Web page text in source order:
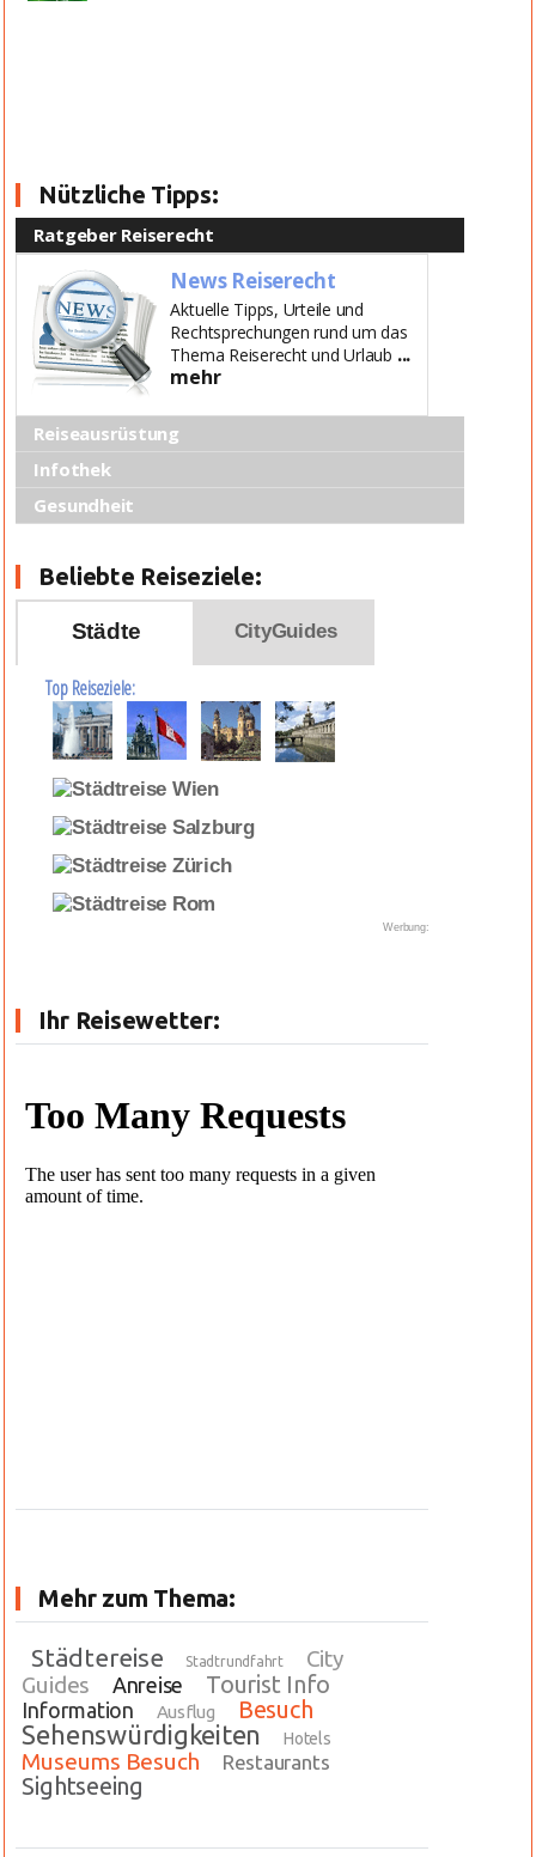
Nützliche Tipps:
Ratgeber Reiserecht
News Reiserecht
Aktuelle Tipps, Urteile und
Rechtsprechungen rund um das
Thema Reiserecht und Urlaub ...
mehr
Reiseausrüstung
Infothek
Gesundheit
Beliebte Reiseziele:
Städte CityGuides
Top Reiseziele:
Werbung:
Ihr Reisewetter:
Mehr zum Thema:
Städtereise Stadtrundfahrt
City
Guides
Anreise Tourist Info
Information Ausflug Besuch
Sehenswürdigkeiten Hotels
Museums Besuch Restaurants
Sightseeing